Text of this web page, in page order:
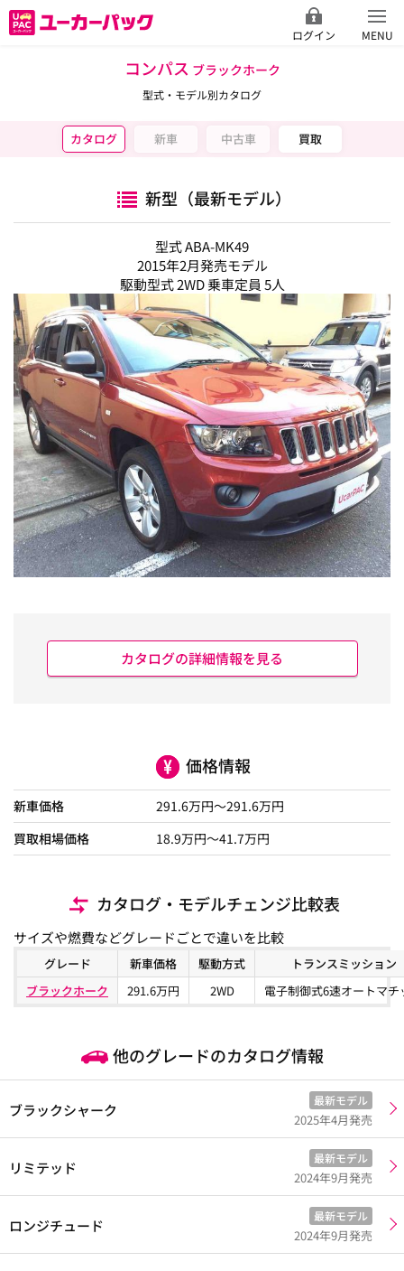
ログイン MENU
コンパス ブラックホーク
型式・モデル別カタログ
カタログ 新車 中古車 買取
新型（最新モデル）
型式 ABA-MK49
2015年2月発売モデル
駆動型式 2WD 乗車定員 5人
カタログの詳細情報を見る
価格情報
新車価格 291.6万円～291.6万円
買取相場価格
18.9万円〜41.7万円
カタログ・モデルチェンジ比較表
サイズや燃費などグレードごとで違いを比較
グレード 新車価格 駆動方式
トランスミッション
ブラックホーク
291.6万円 2WD 電子制御式6速オートマチ
他のグレードのカタログ情報
ブラックシャーク
最新モデル
2025年4月発売
リミテッド
最新モデル
2024年9月発売
ロンジチュード
最新モデル
2024年9月発売